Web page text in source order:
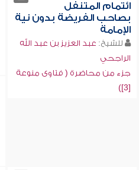
ائتمام المتنفل
بصاحب الفريضة بدون نية
الإمامة
للشيخ: عبد العزيز بن عبد الله
الراجحي
جزء من محاضرة ( فتاوى منوعة
[3])